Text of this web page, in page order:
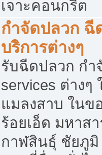
เจาะคอนกรีต
กำจัดปลวก ฉี
บริการต่างๆ
รับฉีดปลวก กำ
services ต่าง
แมลงสาบ ใน
ร้อยเอ็ด มหาส
กาฬสินธุ์ ชัยภู